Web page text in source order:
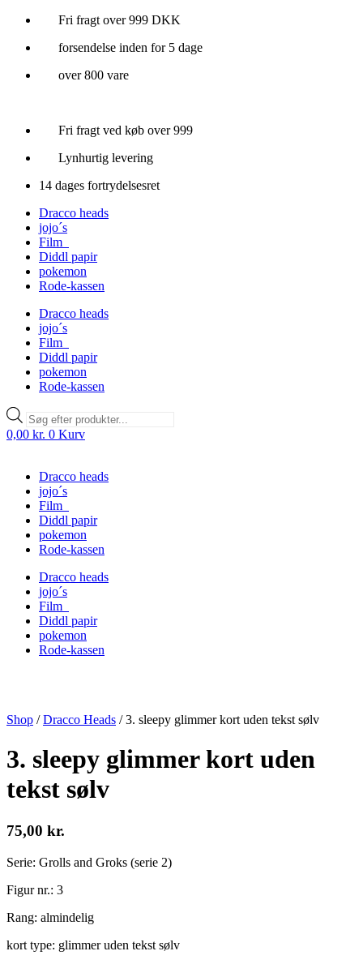
Videre
indhold
Fri fragt over 999 DKK
forsendelse inden for 5 dage
over 800 vare
Fri fragt ved køb over 999
Lynhurtig levering
14 dages fortrydelsesret
Dracco heads
jojo´s
Film
Diddl papir
pokemon
Rode-kassen
Dracco heads
jojo´s
Film
Diddl papir
pokemon
Rode-kassen
Products
search
0,00 kr. 0 Kurv
Dracco heads
jojo´s
Film
Diddl papir
pokemon
Rode-kassen
Dracco heads
jojo´s
Film
Diddl papir
pokemon
Rode-kassen
Shop /Dracco Heads /3. sleepy glimmer kort uden tekst sølv
3. sleepy glimmer kort uden
tekst sølv
75,00 kr.
Serie: Grolls and Groks (serie 2)
Figur nr.: 3
Rang: almindelig
kort type: glimmer uden tekst sølv